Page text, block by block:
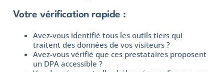
Votre vérification rapide :
Avez-vous identifié tous les outils tiers qui
traitent des données de vos visiteurs ?
Avez-vous vérifié que ces prestataires proposent
un DPA accessible ?